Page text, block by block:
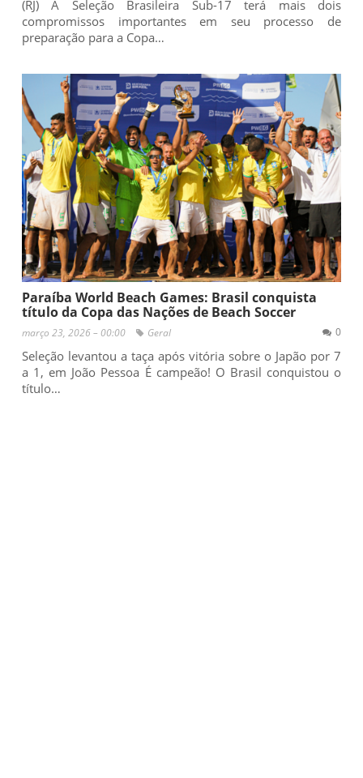
(RJ) A Seleção Brasileira Sub-17 terá mais dois
compromissos importantes em seu processo de
preparação para a Copa…
Paraíba World Beach Games: Brasil conquista
título da Copa das Nações de Beach Soccer
março 23, 2026 – 00:00 Geral 0
Seleção levantou a taça após vitória sobre o Japão por 7
a 1, em João Pessoa É campeão! O Brasil conquistou o
título…